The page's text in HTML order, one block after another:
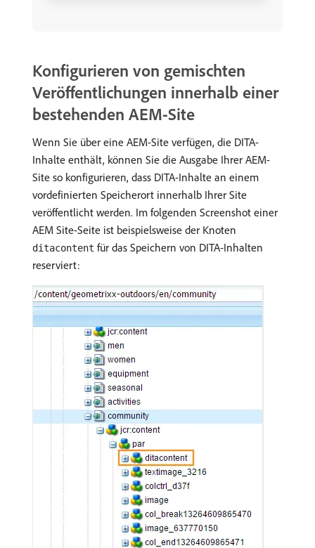
Konfigurieren von gemischten
Veröffentlichungen innerhalb einer
bestehenden AEM-Site
Wenn Sie über eine AEM-Site verfügen, die DITA-
Inhalte enthält, können Sie die Ausgabe Ihrer AEM-
Site so konfigurieren, dass DITA-Inhalte an einem
vordefinierten Speicherort innerhalb Ihrer Site
veröffentlicht werden. Im folgenden Screenshot einer
AEM Site-Seite ist beispielsweise der Knoten
ditacontent für das Speichern von DITA-Inhalten
reserviert: